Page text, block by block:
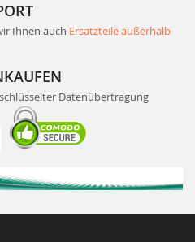
Ihnen auch Ersatzteile außerhalb
Datenübertragung